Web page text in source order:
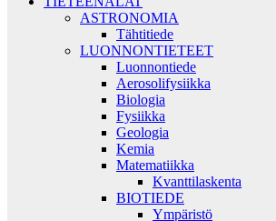
ASTRONOMIA
Tähtitiede
LUONNONTIETEET
Luonnontiede
Aerosolifysiikka
Biologia
Fysiikka
Geologia
Kemia
Matematiikka
Kvanttilaskenta
BIOTIEDE
Ympäristö